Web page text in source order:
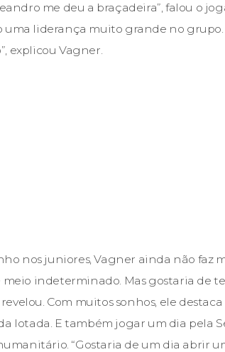
me deu a braçadeira”, falou o
uma liderança muito grande no
explicou Vagner.
nos juniores, Vagner ainda não faz
meio indeterminado. Mas gostaria de
Com muitos sonhos, ele destaca
lotada. E também jogar um dia pela
“Gostaria de um dia abrir